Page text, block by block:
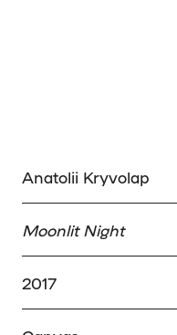
Anatolii Kryvolap
Moonlit Night
2017